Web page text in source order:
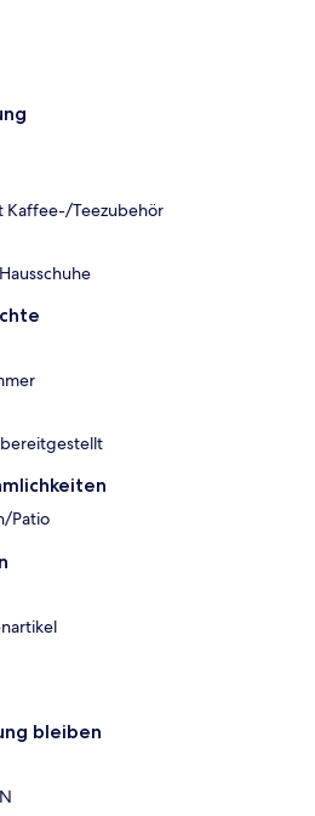
Kaffee-/Teezubehör
Patio
bleiben